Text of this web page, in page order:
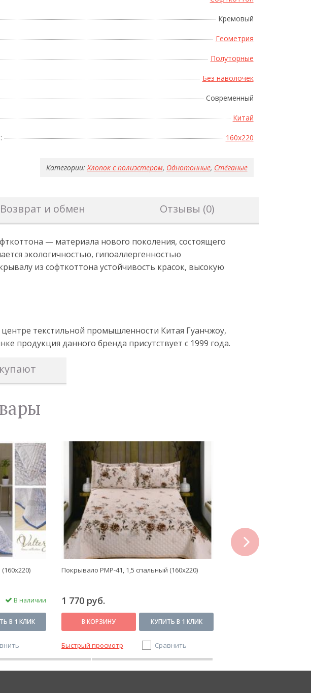
Кремовый
Геометрия
Полуторные
Без наволочек
Современный
Китай
160x220
Категории: Хлопок с полиэстером, Однотонные, Стёганые
Возврат и обмен Отзывы (0)
— материала нового поколения, состоящего
экологичностью, гипоаллергенностью
из софткоттона устойчивость красок, высокую
текстильной промышленности Китая Гуанчжоу,
продукция данного бренда присутствует с 1999 года.
В наличии
В 1 КЛИК
Покрывало PMP-41, 1,5 спальный (160x220)
1 770 руб.
В КОРЗИНУ КУПИТЬ В 1 КЛИК
Быстрый просмотр Сравнить
next